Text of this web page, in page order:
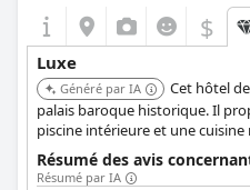
$
Luxe
Généré par IA
Cet hôtel
palais baroque historique. Il
piscine intérieure et une
italien. Les clients louent les
Résumé des avis
Résumé par IA